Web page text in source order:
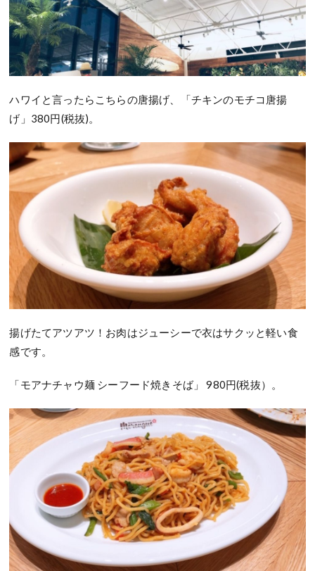
ハワイと言ったらこちらの唐揚げ、「チキンのモチコ唐揚
げ」380円(税抜)。
揚げたてアツアツ！お肉はジューシーで衣はサクッと軽い食
感です。
「モアナチャウ麺 シーフード焼きそば」 980円(税抜）。